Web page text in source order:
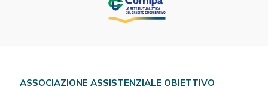
ASSOCIAZIONE ASSISTENZIALE OBIETTIVO